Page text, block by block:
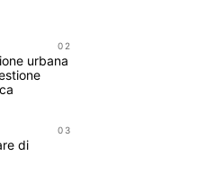
02
urbana
03
di